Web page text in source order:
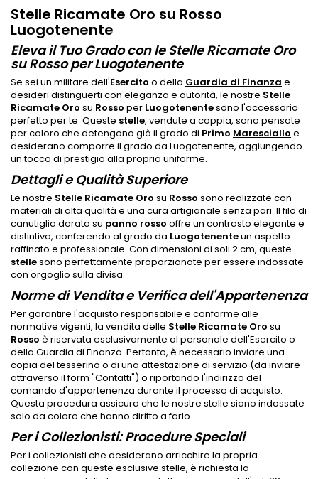
Stelle Ricamate Oro su Rosso
Luogotenente
Eleva il Tuo Grado con le Stelle Ricamate Oro
su Rosso per Luogotenente
Se sei un militare dell'Esercito o della Guardia di Finanza e
desideri distinguerti con eleganza e autorità, le nostre Stelle
Ricamate Oro su Rosso per Luogotenentesono l'accessorio
perfetto per te. Queste stelle, vendute a coppia, sono pensate
per coloro che detengono già il grado di Primo Maresciallo e
desiderano comporre il grado da Luogotenente, aggiungendo
un tocco di prestigio alla propria uniforme.
Dettagli e Qualità Superiore
Le nostre Stelle Ricamate Oro su Rosso sono realizzate con
materiali di alta qualità e una cura artigianale senza pari. Il filo di
canutiglia dorata su panno rosso offre un contrasto elegante e
distintivo, conferendo al grado da Luogotenenteun aspetto
raffinato e professionale. Con dimensioni di soli 2 cm, queste
stellesono perfettamente proporzionate per essere indossate
con orgoglio sulla divisa.
Norme di Vendita e Verifica dell'Appartenenza
Per garantire l'acquisto responsabile e conforme alle
normative vigenti, la vendita delle Stelle Ricamate Oro su
Rosso è riservata esclusivamente al personale dell'Esercito o
della Guardia di Finanza. Pertanto, è necessario inviare una
copia del tesserino o di una attestazione di servizio (da inviare
attraverso il form "Contatti") o riportando l'indirizzo del
comando d'appartenenza durante il processo di acquisto.
Questa procedura assicura che le nostre stelle siano indossate
solo da coloro che hanno diritto a farlo.
Per i Collezionisti: Procedure Speciali
Per i collezionisti che desiderano arricchire la propria
collezione con queste esclusive stelle, è richiesta la